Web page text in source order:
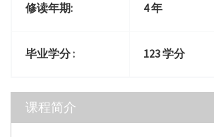
修读年期: 4 年
毕业学分 : 123 学分
课程简介